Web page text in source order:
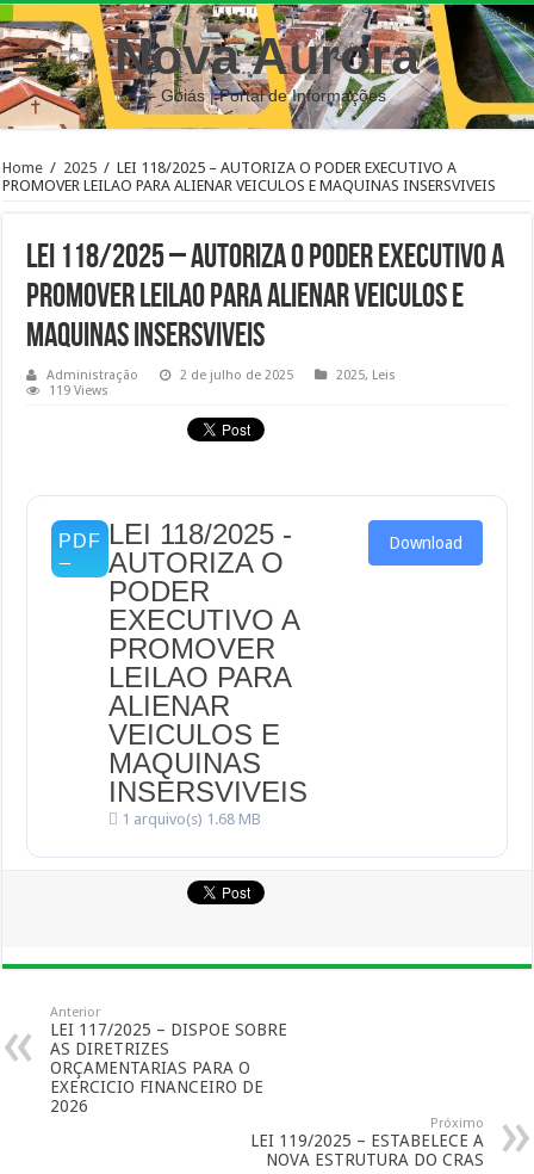
Nova Aurora
– Goiás | Portal de Informações
Home / 2025 / LEI 118/2025 – AUTORIZA O PODER EXECUTIVO A
PROMOVER LEILAO PARA ALIENAR VEICULOS E MAQUINAS INSERSVIVEIS
LEI 118/2025 – AUTORIZA O PODER EXECUTIVO A
PROMOVER LEILAO PARA ALIENAR VEICULOS E
MAQUINAS INSERSVIVEIS
Administração 2 de julho de 2025 2025, Leis
119 Views
LEI 118/2025 -
AUTORIZA O
PODER
EXECUTIVO A
PROMOVER
LEILAO PARA
ALIENAR
VEICULOS E
MAQUINAS
INSERSVIVEIS
1 arquivo(s) 1.68 MB
Download
Anterior
LEI 117/2025 – DISPOE SOBRE
AS DIRETRIZES
ORÇAMENTARIAS PARA O
EXERCICIO FINANCEIRO DE
2026
Próximo
LEI 119/2025 – ESTABELECE A
NOVA ESTRUTURA DO CRAS